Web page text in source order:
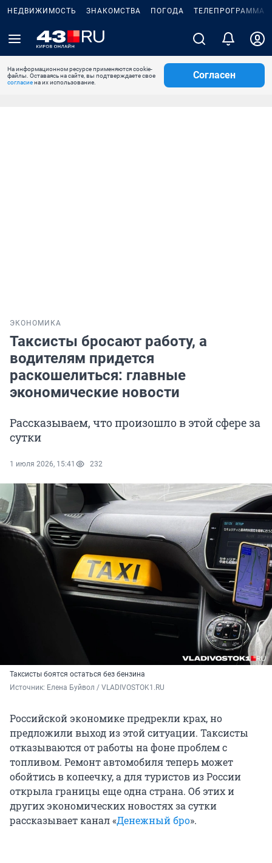
НЕДВИЖИМОСТЬ ЗНАКОМСТВА ПОГОДА ТЕЛЕПРОГРАММА
На информационном ресурсе применяются cookie-
файлы. Оставаясь на сайте, вы подтверждаете свое
согласиена их использование.
Согласен
ЭКОНОМИКА
Таксисты бросают работу, а
водителям придется
раскошелиться: главные
экономические новости
Рассказываем, что произошло в этой сфере за
сутки
1 июля 2026, 15:41 232
Таксисты боятся остаться без бензина
Источник: Елена Буйвол / VLADIVOSTOK1.RU
Российской экономике предрекли крах, но
предложили выход из этой ситуации. Таксисты
отказываются от работы на фоне проблем с
топливом. Ремонт автомобиля теперь может
обойтись в копеечку, а для туристов из России
открыла границы еще одна страна. Об этих и
других экономических новостях за сутки
рассказывает канал «Денежный бро».